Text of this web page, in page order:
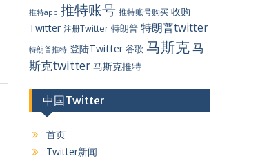
推特app 推特账号 推特账号购买 收购
Twitter 注册Twitter 特朗普 特朗普twitter
特朗普推特 登陆Twitter 谷歌 马斯克马
斯克twitter 马斯克推特
中国Twitter
首页
Twitter新闻